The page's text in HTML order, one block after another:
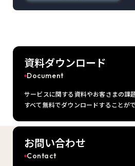
資料ダウンロード
Document
サービスに関する資料やお客さまの課
すべて無料でダウンロードすることがで
お問い合わせ
Contact